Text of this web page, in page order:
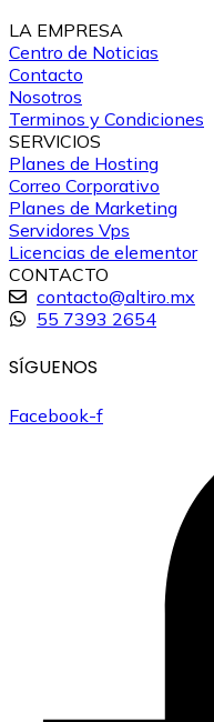
LA EMPRESA
Centro de Noticias
Contacto
Nosotros
Terminos y Condiciones
SERVICIOS
Planes de Hosting
Correo Corporativo
Planes de Marketing
Servidores Vps
Licencias de elementor
CONTACTO
contacto@altiro.mx
55 7393 2654
SÍGUENOS
Facebook-f